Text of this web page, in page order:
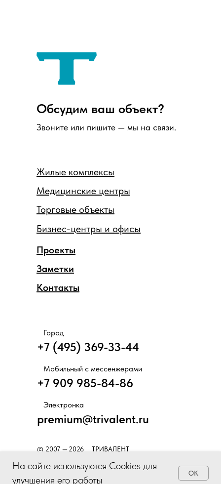
На сайте используются Cookies для
улучшения его работы
OK
Обсудим ваш объект?
Звоните или пишите — мы на связи.
Контакты
Заметки
Проекты
Бизнес-центры и офисы
Торговые объекты
Медицинские центры
Жилые комплексы
2026 ТРИВАЛЕНТ
© 2007 —
premium@trivalent.ru
Электронка
+7 909 985-84-86
Мобильный с мессенжерами
+7 (495) 369-33-44
Город